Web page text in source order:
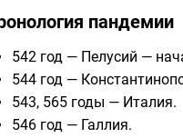
пандемии
542 год — Пелусий —
544 год —
543, 565 годы — Италия.
546 год — Галлия.